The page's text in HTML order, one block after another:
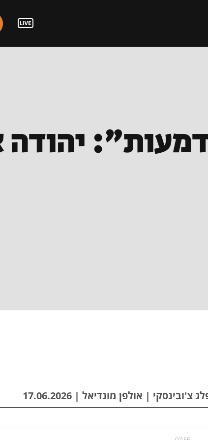
דמעות":
| אולפן מונדיאל | 17.06.2026